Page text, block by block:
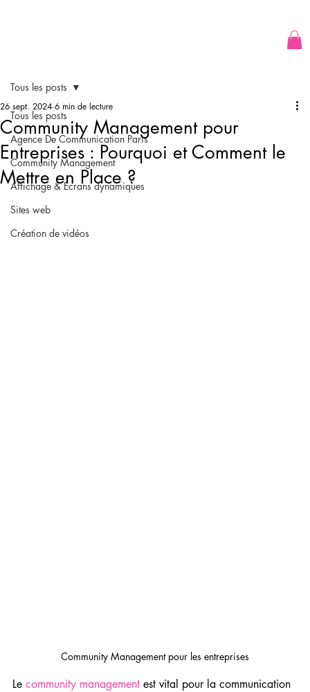
Tous les posts
Agence De Communication Paris
Community Management
Affichage & Ecrans dynamiques
Sites web
Création de vidéos
Tous les posts
Community Management pour
Entreprises : Pourquoi et Comment le
Mettre en Place ?
26 sept. 2024 6 min de lecture
Community Management pour les entreprises
Le community management est vital pour la communication